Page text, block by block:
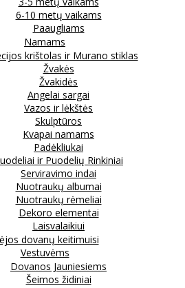
6-10 metų vaikams
Paaugliams
Namams
krištolas ir Murano stiklas
Žvakės
Žvakidės
Angelai sargai
Vazos ir lėkštės
Skulptūros
Kvapai namams
Padėkliukai
ir Puodelių Rinkiniai
Serviravimo indai
Nuotraukų albumai
Nuotraukų rėmeliai
Dekoro elementai
Laisvalaikiui
dovanų keitimuisi
Vestuvėms
Dovanos Jauniesiems
Šeimos židiniai